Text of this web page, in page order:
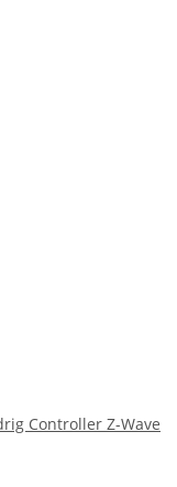
Controller Z-Wave